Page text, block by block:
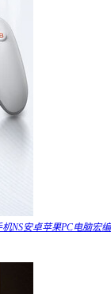
NS安卓苹果PC电脑宏编